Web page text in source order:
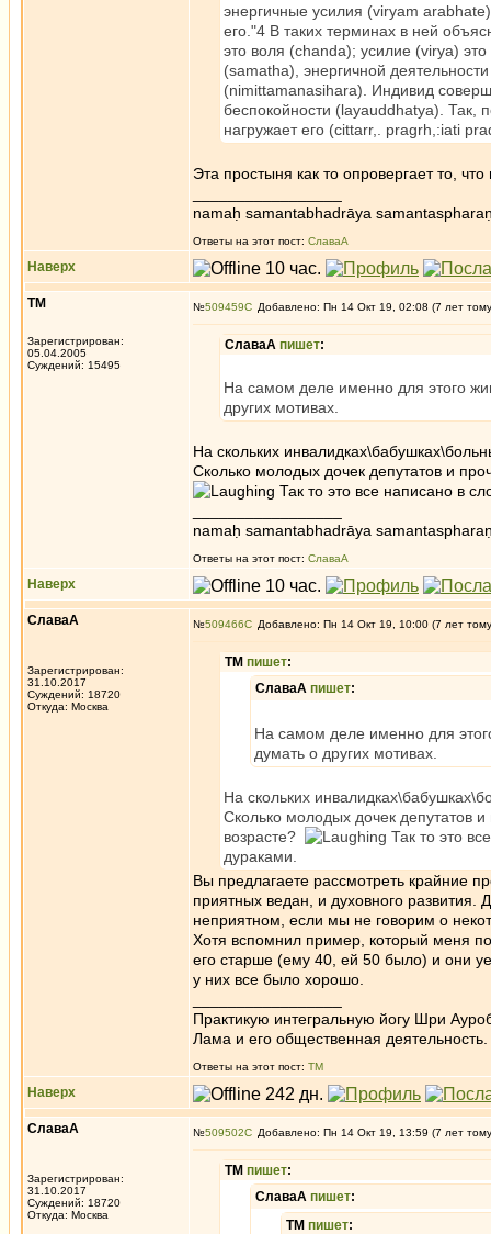
энергичные усилия (viryam
его."4 В таких терминах в ней
это воля (chanda); усилие (virya)
(samatha), энергичной
(nimittamanasihara). Индивид
беспокойности (layauddhatya). Так,
нагружает его (cittarr,. pragrh,:iati
Эта простыня как то опровергает то,
namaḥ samantabhadrāya
Ответы на этот пост: СлаваА
Наверх
ТМ
Зарегистрирован:
05.04.2005
Суждений: 15495
№509459 Добавлено: Пн 14 Окт 19, 02:08 (7 лет
СлаваА пишет:
На самом деле именно для этого
других мотивах.
На скольких
Сколько молодых дочек депутатов и
Так то это все написано в
namaḥ samantabhadrāya
Ответы на этот пост: СлаваА
Наверх
СлаваА
Зарегистрирован:
31.10.2017
Суждений: 18720
Откуда: Москва
№509466 Добавлено: Пн 14 Окт 19, 10:00 (7 лет
ТМ пишет:
СлаваА пишет:
На самом деле именно для
думать о других мотивах.
На скольких
Сколько молодых дочек депутатов
возрасте?
Так то это
дураками.
Вы предлагаете рассмотреть крайние
приятных ведан, и духовного развития.
неприятном, если мы не говорим о
Хотя вспомнил пример, который меня
его старше (ему 40, ей 50 было) и они
у них все было хорошо.
Практикую интегральную йогу Шри
Лама и его общественная деятельность.
Ответы на этот пост: ТМ
Наверх
СлаваА
Зарегистрирован:
31.10.2017
Суждений: 18720
Откуда: Москва
№509502 Добавлено: Пн 14 Окт 19, 13:59 (7 лет
ТМ пишет:
СлаваА пишет:
ТМ пишет: